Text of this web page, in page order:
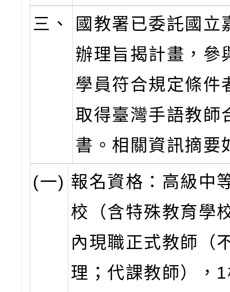
三、
國教署已委託國立
辦理旨揭計畫，參
學員符合規定條件
取得臺灣手語教師
書。相關資訊摘要
(一) 報名資格：高級中
校（含特殊教育學
內現職正式教師（
理；代課教師），